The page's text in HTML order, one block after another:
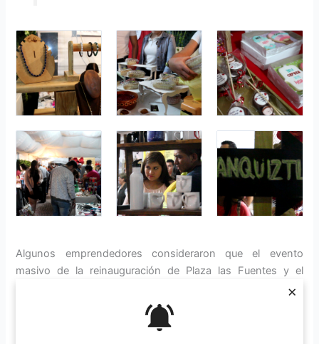
×
Algunos emprendedores consideraron que el evento
masivo de la reinauguración de Plaza las Fuentes y el
mismo puente fueron factor para que incrementara la